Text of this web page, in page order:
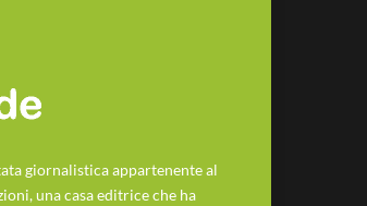
giornalistica appartenente al
una casa editrice che ha